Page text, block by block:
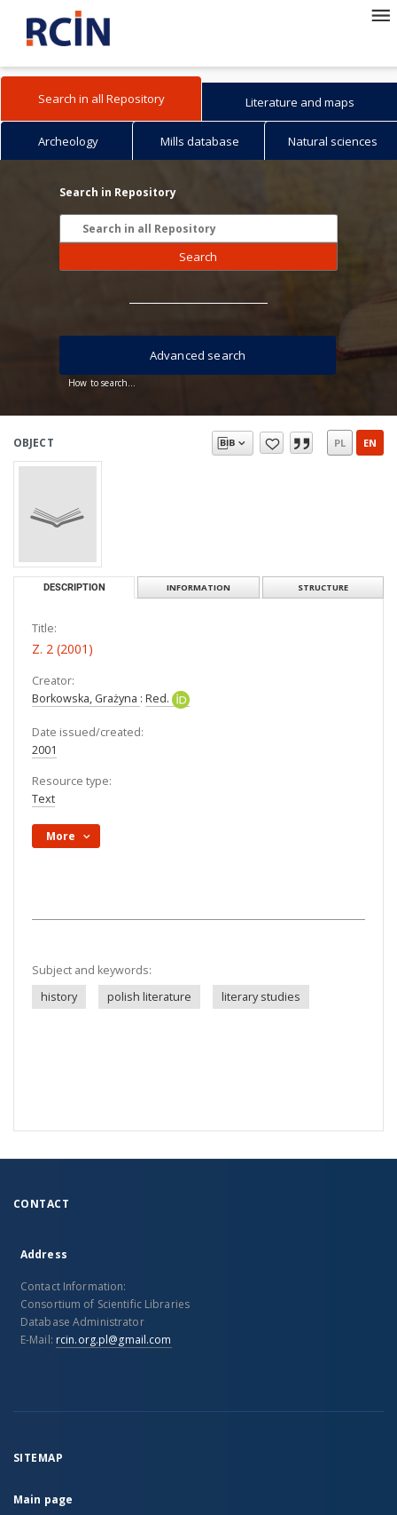
Search in all Repository Literature and maps
Archeology Mills database Natural sciences
Search in Repository
Search
How to search...
Advanced search
OBJECT PL EN
DESCRIPTION INFORMATION STRUCTURE
Title:
Z. 2 (2001)
Creator:
Borkowska, Grażyna : Red.
Date issued/created:
2001
Resource type:
Text
More
Subject and keywords:
history
polish literature literary studies
CONTACT
Address
Contact Information:
Consortium of Scientific Libraries
Database Administrator
E-Mail: rcin.org.pl@gmail.com
SITEMAP
Main page